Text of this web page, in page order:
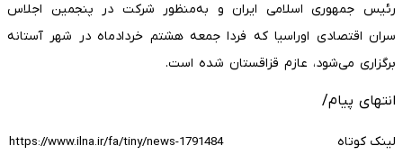
رئیس جمهوری اسلامی ایران و به‌منظور شرکت در پنجمین اجلاس
سران اقتصادی اوراسیا که فردا جمعه هشتم خردادماه در شهر آستانه
برگزاری می‌شود، عازم قزاقستان شده است.
انتهای پیام/
لینک کوتاه